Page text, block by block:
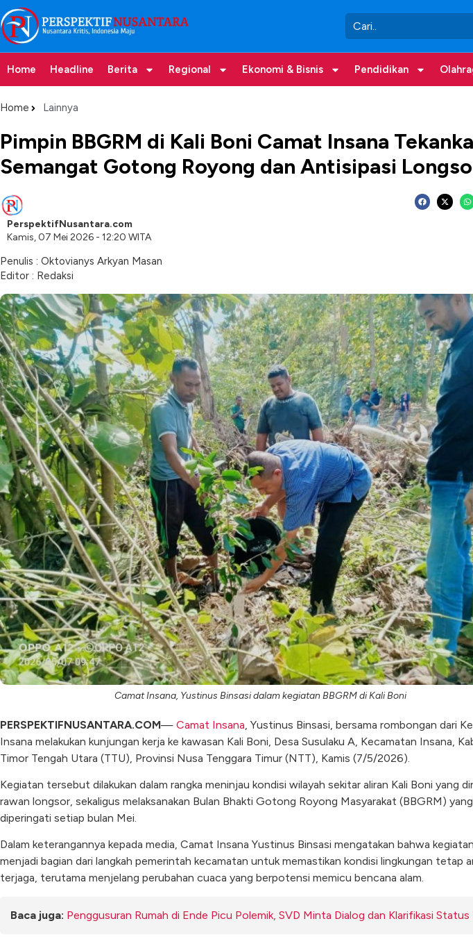
Home Headline Berita Regional Ekonomi & Bisnis Pendidikan
Home Lainnya
Pimpin BBGRM di Kali Boni Camat Insana
Semangat Gotong Royong dan Antisipasi
PerspektifNusantara.com
Kamis, 07 Mei 2026 - 12:20 WITA
Penulis : Oktovianys Arkyan Masan
Editor : Redaksi
Camat Insana, Yustinus Binsasi dalam kegiatan BBGRM di Kali Boni
PERSPEKTIFNUSANTARA.COM— Camat Insana , Yustinus Binsasi, bersama rombongan dari
Insana melakukan kunjungan kerja ke kawasan Kali Boni, Desa Susulaku A, Kecamatan Insana,
Timor Tengah Utara (TTU), Provinsi Nusa Tenggara Timur (NTT), Kamis (7/5/2026).
Kegiatan tersebut dilakukan dalam rangka meninjau kondisi wilayah sekitar aliran Kali Boni yang
rawan longsor, sekaligus melaksanakan Bulan Bhakti Gotong Royong Masyarakat (BBGRM) yang
diperingati setiap bulan Mei.
Dalam keterangannya kepada media, Camat Insana Yustinus Binsasi mengatakan bahwa
menjadi bagian dari langkah pemerintah kecamatan untuk memastikan kondisi lingkungan tetap
terjaga, terutama menjelang perubahan cuaca yang berpotensi memicu bencana alam.
Baca juga: Penggusuran Rumah di Ende Picu Polemik, SVD Minta Dialog dan Klarifikasi Status